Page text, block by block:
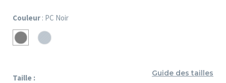
Couleur : PC Noir
PC
Denim
Taille :
Guide des tailles